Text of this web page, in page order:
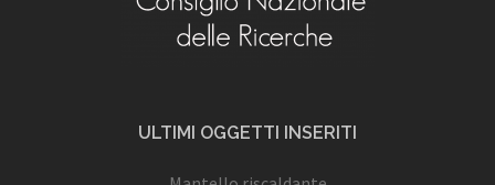
ULTIMI OGGETTI INSERITI